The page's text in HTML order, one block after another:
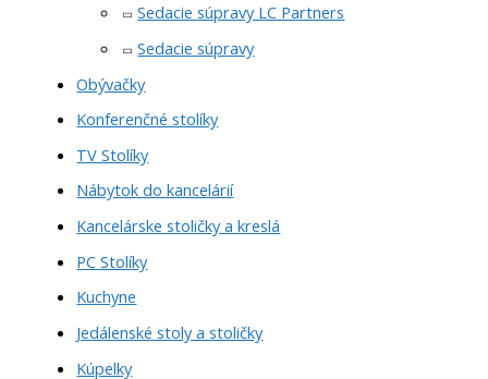
Sedacie súpravy LC Partners
Sedacie súpravy
Obývačky
Konferenčné stolíky
TV Stolíky
Nábytok do kancelárií
Kancelárske stoličky a kreslá
PC Stolíky
Kuchyne
Jedálenské stoly a stoličky
Kúpelky